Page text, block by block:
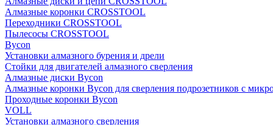
Алмазные коронки CROSSTOOL
Переходники CROSSTOOL
Пылесосы CROSSTOOL
Bycon
Установки алмазного бурения и дрели
Стойки для двигателей алмазного сверления
Алмазные диски Bycon
Алмазные коронки Bycon для сверления подрозетников с
Проходные коронки Bycon
VOLL
Установки алмазного сверления